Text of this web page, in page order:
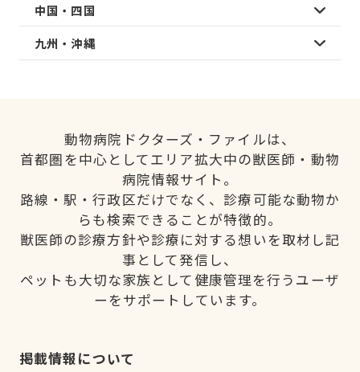
中国・四国
九州・沖縄
動物病院ドクターズ・ファイルは、
首都圏を中心としてエリア拡大中の獣医師・動物
病院情報サイト。
路線・駅・行政区だけでなく、診療可能な動物か
らも検索できることが特徴的。
獣医師の診療方針や診療に対する想いを取材し記
事として発信し、
ペットも大切な家族として健康管理を行うユーザ
ーをサポートしています。
掲載情報について